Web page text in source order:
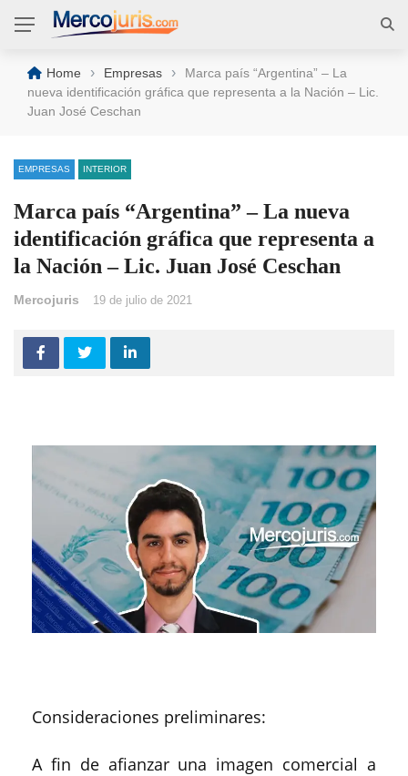
Home › Empresas ›
Marca país “Argentina” – La
nueva identificación gráfica que representa a la Nación – Lic.
Juan José Ceschan
EMPRESAS INTERIOR
Marca país “Argentina” – La nueva
identificación gráfica que representa a
la Nación – Lic. Juan José Ceschan
Mercojuris 19 de julio de 2021
Consideraciones preliminares:
A fin de afianzar una imagen comercial a